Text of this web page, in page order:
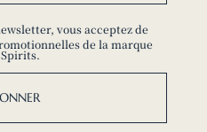
vous acceptez de
de la marque
Spirits.